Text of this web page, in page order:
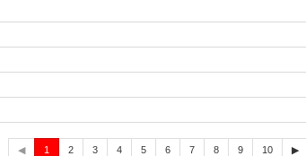
◀ 1 2 3 4 5 6 7 8 9 10 ▶